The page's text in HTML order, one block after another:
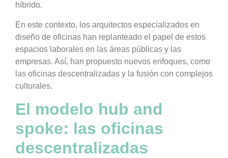
híbrido.
En este contexto, los arquitectos especializados en
diseño de oficinas han replanteado el papel de estos
espacios laborales en las áreas públicas y las
empresas. Así, han propuesto nuevos enfoques, como
las oficinas descentralizadas y la fusión con complejos
culturales.
El modelo hub and
spoke: las oficinas
descentralizadas